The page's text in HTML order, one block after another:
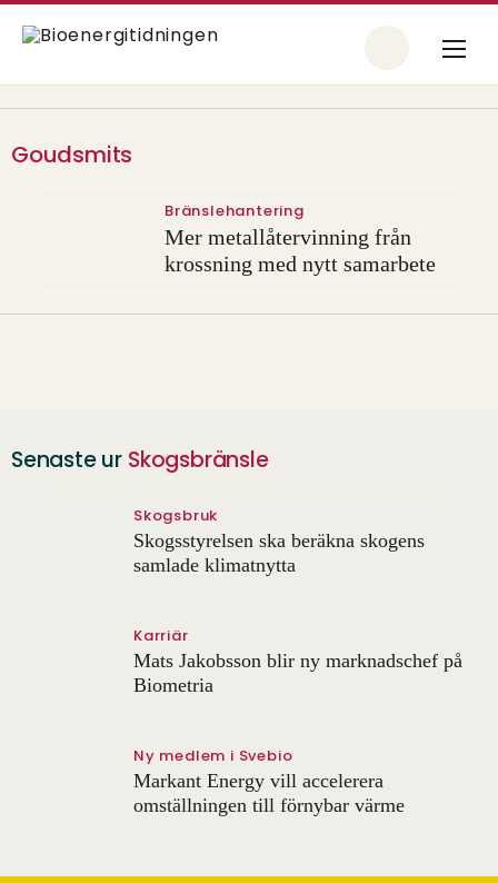
Goudsmits
Bränslehantering
Mer metallåtervinning från
krossning med nytt samarbete
Senaste ur Skogsbränsle
Skogsbruk
Skogsstyrelsen ska beräkna skogens
samlade klimatnytta
Karriär
Mats Jakobsson blir ny marknadschef på
Biometria
Ny medlem i Svebio
Markant Energy vill accelerera
omställningen till förnybar värme